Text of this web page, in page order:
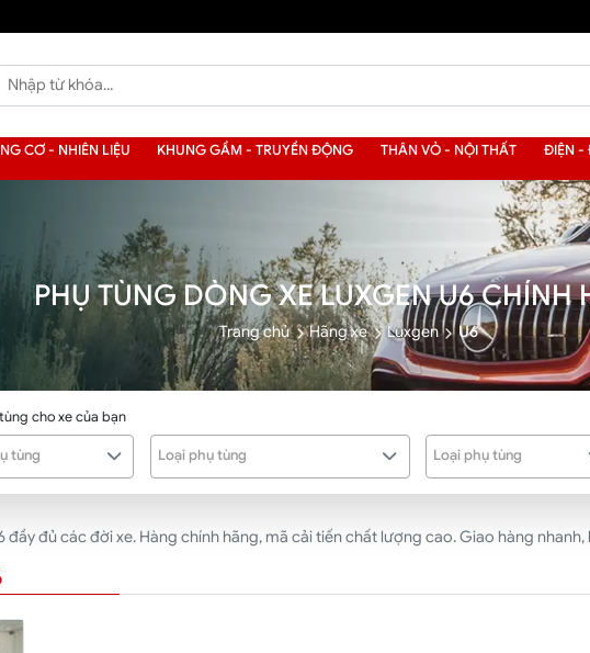
CƠ - NHIÊN LIỆU KHUNG GẦM - TRUYỀN ĐỘNG THÂN VỎ - NỘI THẤT ĐIỆN -
PHỤ TÙNG DÒNG XE LUXGEN U6 CHÍNH
Trang chủ Hãng xe Luxgen U6
cho xe của bạn
tùng Loại phụ tùng Loại phụ tùng
đủ các đời xe. Hàng chính hãng, mã cải tiến chất lượng cao. Giao hàng